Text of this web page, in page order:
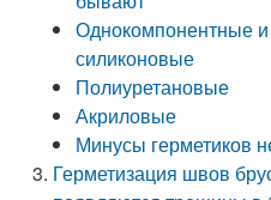
Однокомпонентные
силиконовые
Полиуретановые
Акриловые
Минусы герметиков
Герметизация швов